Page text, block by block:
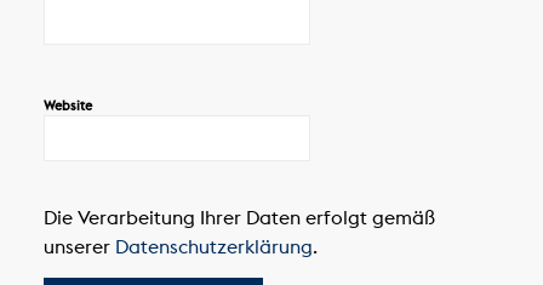
Website
Die Verarbeitung Ihrer Daten erfolgt gemäß
unserer Datenschutzerklärung.